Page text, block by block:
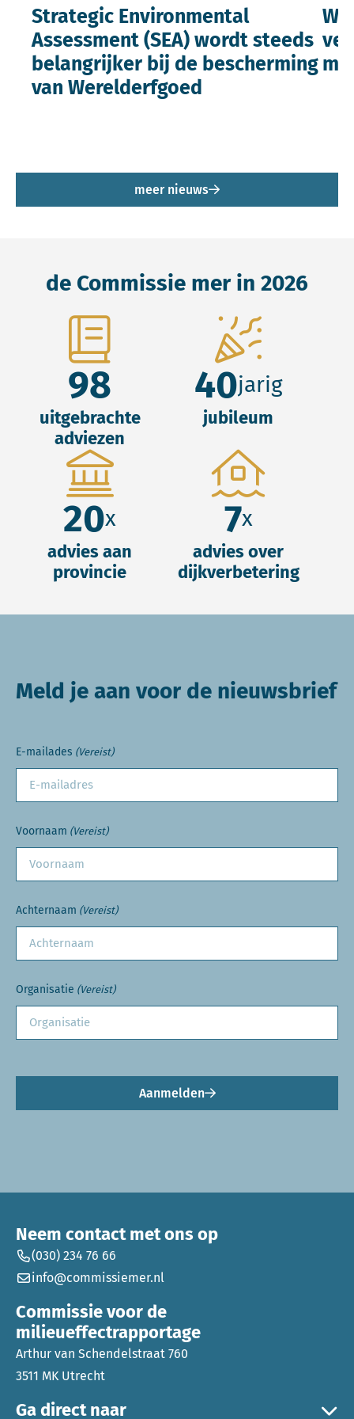
Strategic Environmental
Assessment (SEA) wordt steeds
belangrijker bij de bescherming
van Werelderfgoed
meer nieuws
de Commissie mer in 2026
uitgebrachte
adviezen
98
jubileum
40jarig
advies aan
provincie
20x
advies over
dijkverbetering
7x
Meld je aan voor de nieuwsbrief
E-mailades (Vereist)
Voornaam (Vereist)
Achternaam (Vereist)
Organisatie (Vereist)
Aanmelden
Ga direct naar
Neem contact met ons op
(030) 234 76 66
info@commissiemer.nl
Commissie voor de
milieueffectrapportage
Arthur van Schendelstraat 760
3511 MK Utrecht